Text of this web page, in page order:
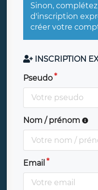
Sinon,
d'inscription
créer votre
INSCRIPTION
Pseudo
Nom / prénom
Email